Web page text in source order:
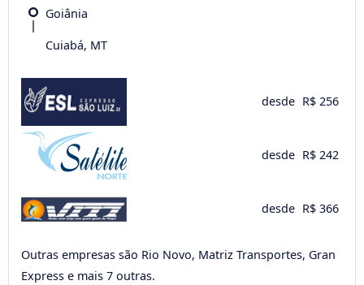
Goiânia
Cuiabá, MT
desde R$ 256
desde R$ 242
desde R$ 366
Outras empresas são Rio Novo, Matriz Transportes, Gran
Express e mais 7 outras.